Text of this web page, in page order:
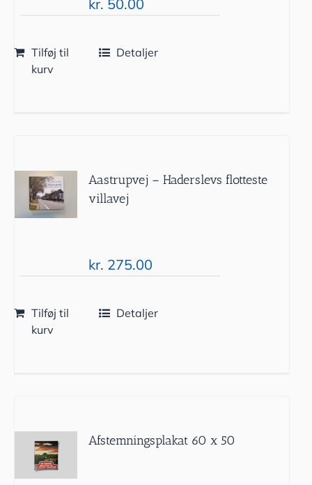
kr. 50.00
Tilføj til
kurv
Detaljer
Aastrupvej – Haderslevs flotteste
villavej
kr. 275.00
Tilføj til
kurv
Detaljer
Afstemningsplakat 60 x 50